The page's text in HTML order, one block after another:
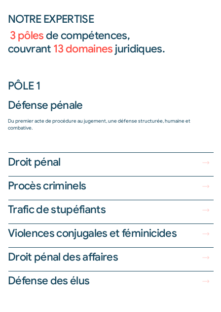
NOTRE EXPERTISE
3 pôlesde compétences,
couvrant 13 domaines juridiques.
PÔLE 1
Défense pénale
Du premier acte de procédure au jugement, une défense structurée, humaine et
combative.
Droit pénal
Procès criminels
Trafic de stupéfiants
Violences conjugales et féminicides
Droit pénal des affaires
Défense des élus